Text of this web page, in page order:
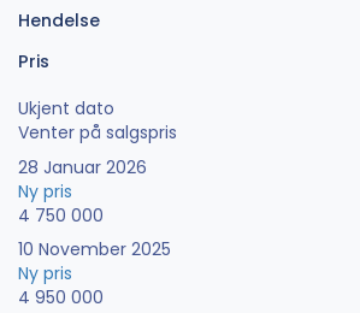
Hendelse
Pris
Ukjent dato
Venter på salgspris
28 Januar 2026
Ny pris
4 750 000
10 November 2025
Ny pris
4 950 000